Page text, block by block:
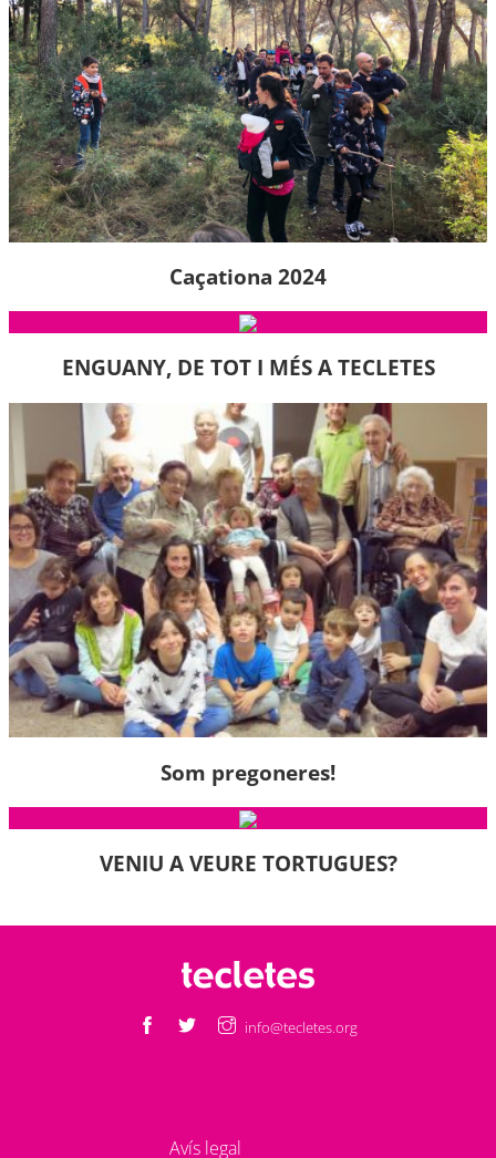
Caçationa 2024
ENGUANY, DE TOT I MÉS A TECLETES
Som pregoneres!
VENIU A VEURE TORTUGUES?
info@tecletes.org
Avís legal